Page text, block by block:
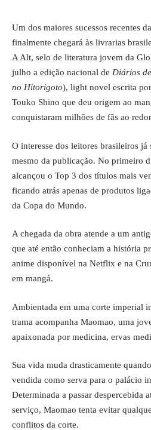
Um dos maiores sucessos recentes
finalmente chegará às livrarias
A Alt, selo de literatura jovem da
julho a edição nacional de Diários
no Hitorigoto), light novel escrita
Touko Shino que deu origem ao
conquistaram milhões de fãs ao
O interesse dos leitores brasileiros
mesmo da publicação. No primeiro
alcançou o Top 3 dos títulos mais
ficando atrás apenas de produtos
da Copa do Mundo.
A chegada da obra atende a um
que até então conheciam a história
anime disponível na Netflix e na
em mangá.
Ambientada em uma corte imperial
trama acompanha Maomao, uma
apaixonada por medicina, ervas
Sua vida muda drasticamente
vendida como serva para o palácio
Determinada a passar despercebida
serviço, Maomao tenta evitar
conflitos da corte.